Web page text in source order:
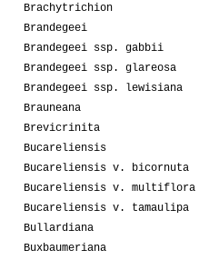
Brachytrichion
Brandegeei
Brandegeei ssp. gabbii
Brandegeei ssp. glareosa
Brandegeei ssp. lewisiana
Brauneana
Brevicrinita
Bucareliensis
Bucareliensis v. bicornuta
Bucareliensis v. multiflora
Bucareliensis v. tamaulipa
Bullardiana
Buxbaumeriana